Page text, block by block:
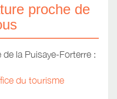
proche de
la Puisaye-Forterre :
du tourisme